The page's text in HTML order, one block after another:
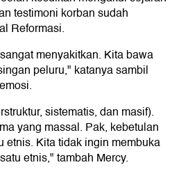
testimoni korban sudah
Reformasi.
menyakitkan. Kita bawa
peluru," katanya sambil
sistematis, dan masif).
yang massal. Pak, kebetulan
etnis. Kita tidak ingin membuka
etnis," tambah Mercy.